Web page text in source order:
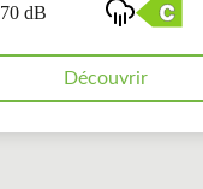
70 dB
Découvrir